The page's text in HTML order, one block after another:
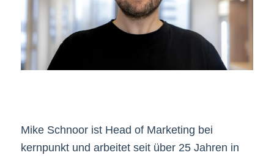
Mike Schnoor ist Head of Marketing bei
kernpunkt und arbeitet seit über 25 Jahren in